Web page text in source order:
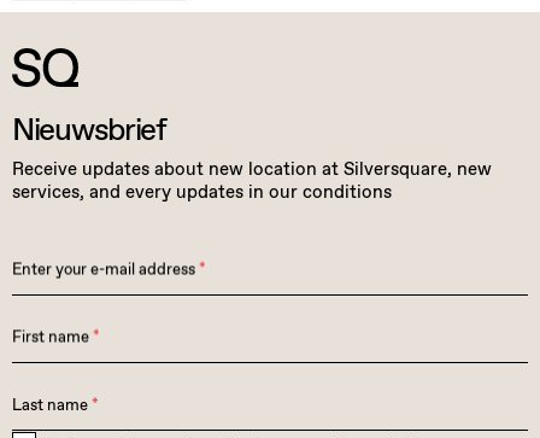
Nieuwsbrief
Receive updates about new location at Silversquare, new
services, and every updates in our conditions
Enter your e-mail address*
First name*
Last name*